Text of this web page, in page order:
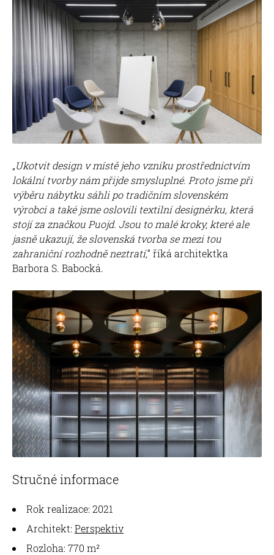
„Ukotvit design v místě jeho vzniku prostřednictvím
lokální tvorby nám přijde smysluplné. Proto jsme při
výběru nábytku sáhli po tradičním slovenském
výrobci a také jsme oslovili textilní designérku, která
stojí za značkou Puojd. Jsou to malé kroky, které ale
jasně ukazují, že slovenská tvorba se mezi tou
zahraniční rozhodně neztratí,“ říká architektka
Barbora S. Babocká.
Stručné informace
Rok realizace: 2021
Architekt: Perspektiv
Rozloha: 770 m²